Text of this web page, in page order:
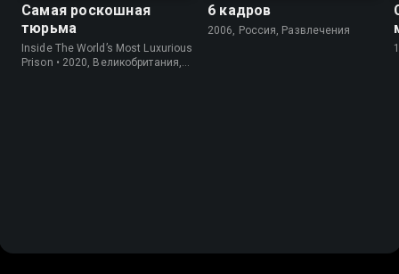
Самая роскошная
тюрьма
Inside The World’s Most Luxurious
Prison • 2020, Великобритания,
6 кадров
2006, Россия, Развлечения